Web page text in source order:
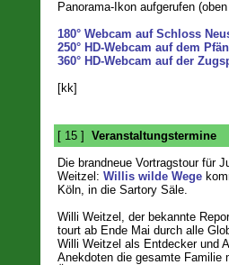
Panorama-Ikon aufgerufen
180° Webcam auf Schloss
250° HD-Webcam auf dem
360° HD-Webcam auf der
[kk]
[ 15 ] Veranstaltungstermine
Die brandneue Vortragstour für
Weitzel: Willis wilde Wege
Köln, in die Sartory Säle.
Willi Weitzel, der bekannte
tourt ab Ende Mai durch alle
Willi Weitzel als Entdecker und
Anekdoten die gesamte Familie